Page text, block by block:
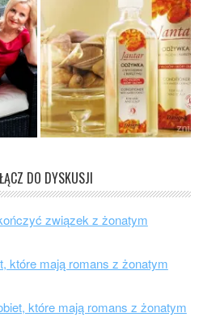
DO DYSKUSJI
związek z żonatym
które mają romans z żonatym
które mają romans z żonatym